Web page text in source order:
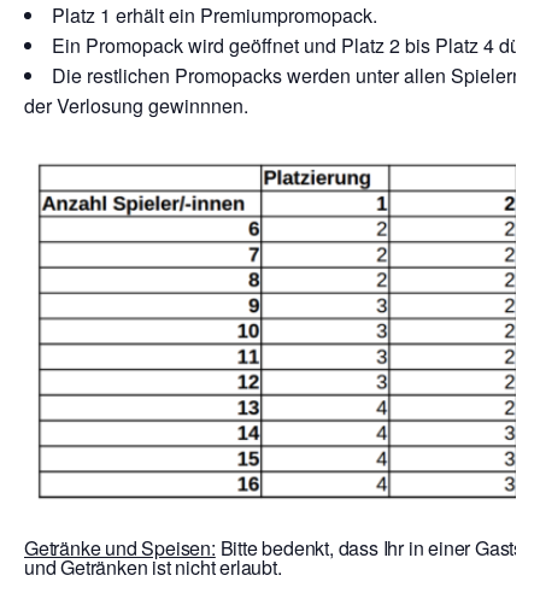
Platz 1 erhält ein Premiumpromopack.
Ein Promopack wird geöffnet und Platz 2 bis Platz 4
Die restlichen Promopacks werden unter allen Spielern
der Verlosung gewinnnen.
Getränke und Speisen: Bitte bedenkt, dass Ihr in einer
und Getränken ist nicht erlaubt.